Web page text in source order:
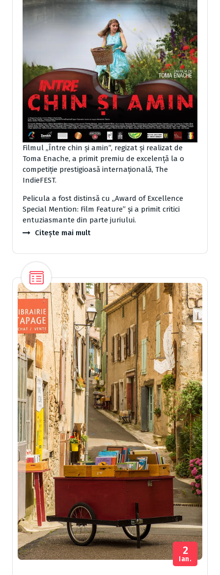
Filmul „Între chin și amin”, regizat și realizat de
Toma Enache, a primit premiu de excelență la o
competiție prestigioasă internațională, The
IndieFEST.
Pelicula a fost distinsă cu „Award of Excellence
Special Mention: Film Feature” și a primit critici
entuziasmante din parte juriului.
Citește mai mult
2
Ian.